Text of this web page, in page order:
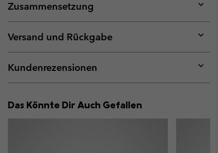
Zusammensetzung
or
Versand und Rückgabe
or
Kundenrezensionen
or
Das Könnte Dir Auch Gefallen